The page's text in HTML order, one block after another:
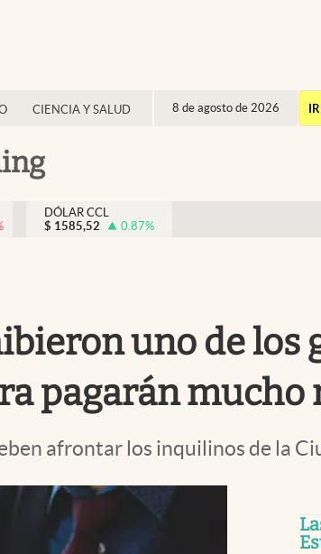
CIENCIA Y SALUD 8 de agosto de 2026
DÓLAR CCL
$ 1585,52 0.87%
uno de los
pagarán mucho
afrontar los inquilinos de la